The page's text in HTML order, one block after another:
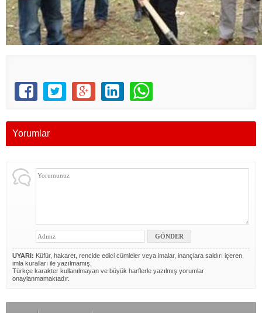
Yorumlar
UYARI: Küfür, hakaret, rencide edici cümleler veya imalar, inançlara saldırı içeren,
imla kuralları ile yazılmamış,
Türkçe karakter kullanılmayan ve büyük harflerle yazılmış yorumlar
onaylanmamaktadır.